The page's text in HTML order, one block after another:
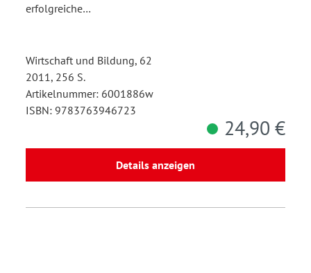
erfolgreiche…
Wirtschaft und Bildung, 62
2011, 256 S.
Artikelnummer: 6001886w
ISBN: 9783763946723
24,90 €
Details anzeigen